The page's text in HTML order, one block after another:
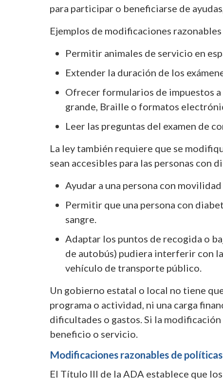
para participar o beneficiarse de
Ejemplos de modificaciones
Permitir animales de servicio en
Extender la duración de los
Ofrecer formularios de impuestos a
grande, Braille o formatos
Leer las preguntas del examen de
La ley también requiere que se
sean accesibles para las personas con
Ayudar a una persona con
Permitir que una persona con
sangre.
Adaptar los puntos de recogida o
de autobús) pudiera interferir con
vehículo de transporte público.
Un gobierno estatal o local no tiene
programa o actividad, ni una carga
dificultades o gastos. Si la
beneficio o servicio.
Modificaciones razonables de
El Título III de la ADA establece que